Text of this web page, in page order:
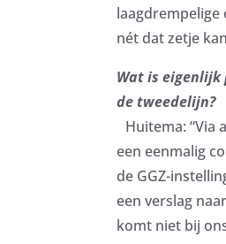
laagdrempelige
nét dat zetje
Wat is eigenlijk
de tweedelijn?
Huitema: “Via
een eenmalig
de GGZ-
een verslag
komt niet bij